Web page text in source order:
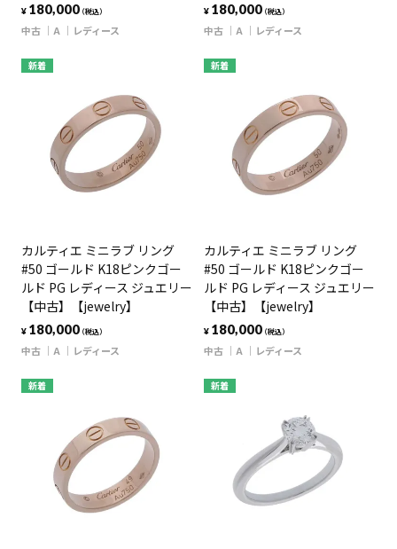
¥ 180,000（税込）
中古 A レディース
¥ 180,000（税込）
中古 A レディース
新着
カルティエ ミニラブ リング
#50 ゴールド K18ピンクゴー
ルド PG レディース ジュエリー
【中古】【jewelry】
¥ 180,000（税込）
中古 A レディース
新着
カルティエ ミニラブ リング
#50 ゴールド K18ピンクゴー
ルド PG レディース ジュエリー
【中古】【jewelry】
¥ 180,000（税込）
中古 A レディース
新着 新着